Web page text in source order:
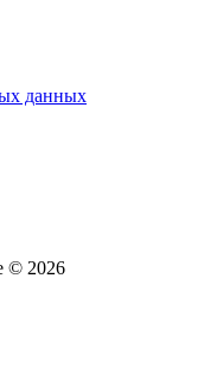
данных
© 2026